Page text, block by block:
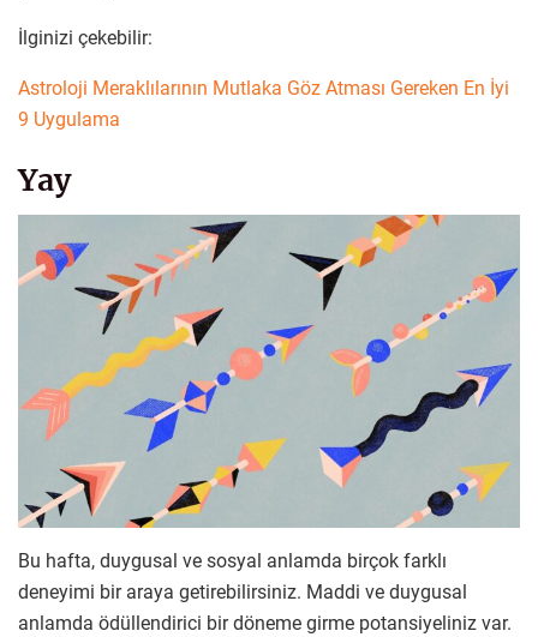
İlginizi çekebilir:
Astroloji Meraklılarının Mutlaka Göz Atması Gereken En İyi
9 Uygulama
Yay
Bu hafta, duygusal ve sosyal anlamda birçok farklı
deneyimi bir araya getirebilirsiniz. Maddi ve duygusal
anlamda ödüllendirici bir döneme girme potansiyeliniz var.